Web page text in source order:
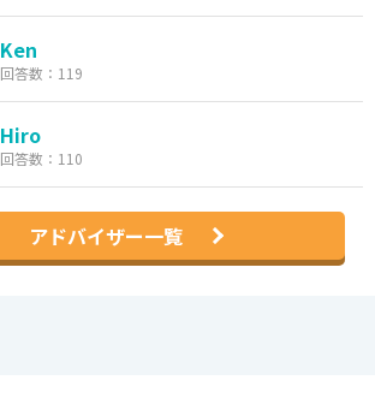
Ken
回答数：119
Hiro
回答数：110
アドバイザー一覧